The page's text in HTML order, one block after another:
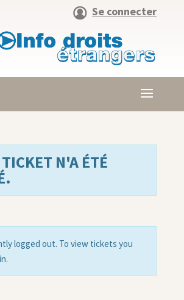
Se connecter
N'A ÉTÉ
logged out. To view tickets you